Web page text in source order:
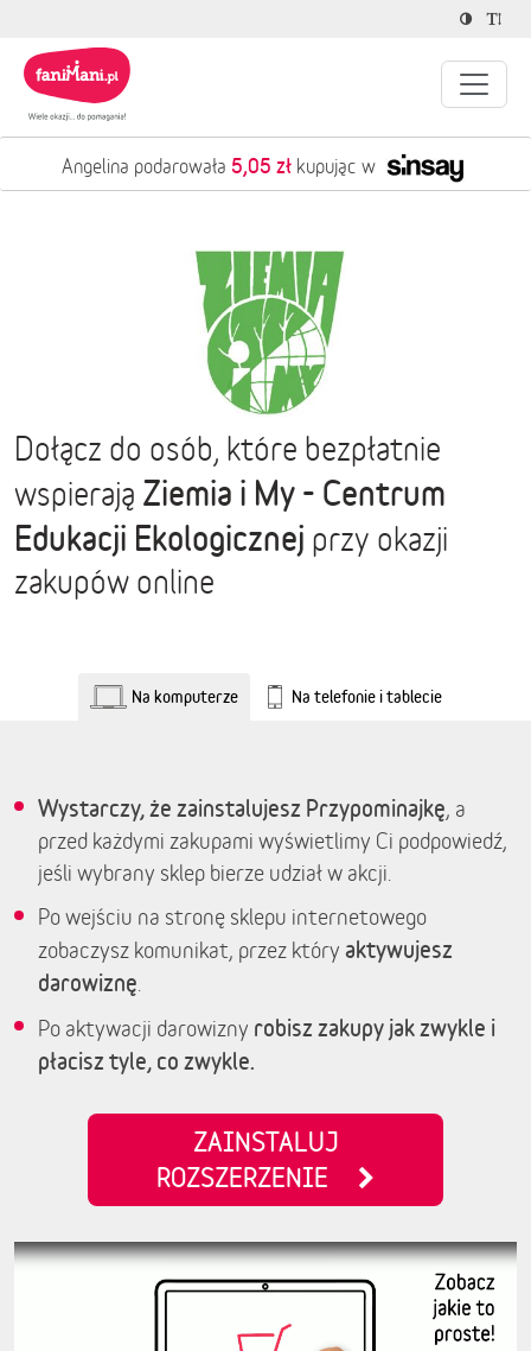
Angelina podarowała 5,05 zł kupując w
Dołącz do osób, które bezpłatnie
wspierają Ziemia i My - Centrum
Edukacji Ekologicznej przy okazji
zakupów online
Na komputerze Na telefonie i tablecie
Wystarczy, że zainstalujesz Przypominajkę, a
przed każdymi zakupami wyświetlimy Ci podpowiedź,
jeśli wybrany sklep bierze udział w akcji.
Po wejściu na stronę sklepu internetowego
zobaczysz komunikat, przez który aktywujesz
darowiznę
Po aktywacji darowizny robisz zakupy jak zwykle i
płacisz tyle, co zwykle.
ZAINSTALUJ
ROZSZERZENIE